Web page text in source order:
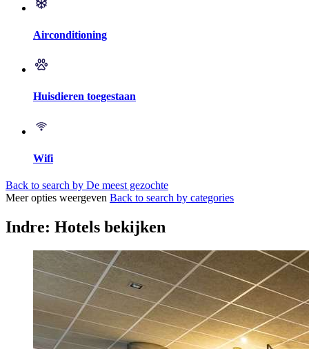
Airconditioning
Huisdieren toegestaan
Wifi
Back to search by De meest gezochte
Meer opties weergeven Back to search by categories
Indre: Hotels bekijken